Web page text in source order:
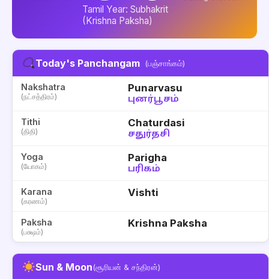
Tamil Year: Subhakrit
(Krishna Paksha)
Today's Panchangam (பஞ்சாங்கம்)
Nakshatra
(நட்சத்திரம்)
Punarvasu
புனர்பூசம்
Tithi
(திதி)
Chaturdasi
சதுர்தசி
Yoga
(யோகம்)
Parigha
பரிகம்
Karana
(கரணம்)
Vishti
Paksha
(பக்ஷம்)
Krishna Paksha
Sun & Moon(சூரியன் & சந்திரன்)